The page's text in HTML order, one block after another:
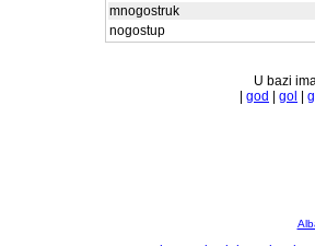
mnogostruk
nogostup
U bazi
god gol